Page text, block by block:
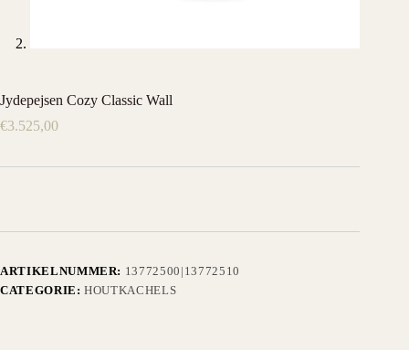
Jydepejsen Cozy Classic Wall
€3.525,00
ARTIKELNUMMER: 13772500|13772510
CATEGORIE:HOUTKACHELS